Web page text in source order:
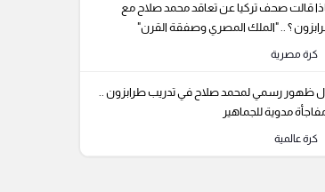
قالت صحف تركيا عن تعاقد محمد صلاح مع
؟ .. "الملك المصري وصفقة القرن"
كرة مصرية
ظهور رسمي لمحمد صلاح في تدريب طرابزون ..
مدوية للجماهير
كرة عالمية